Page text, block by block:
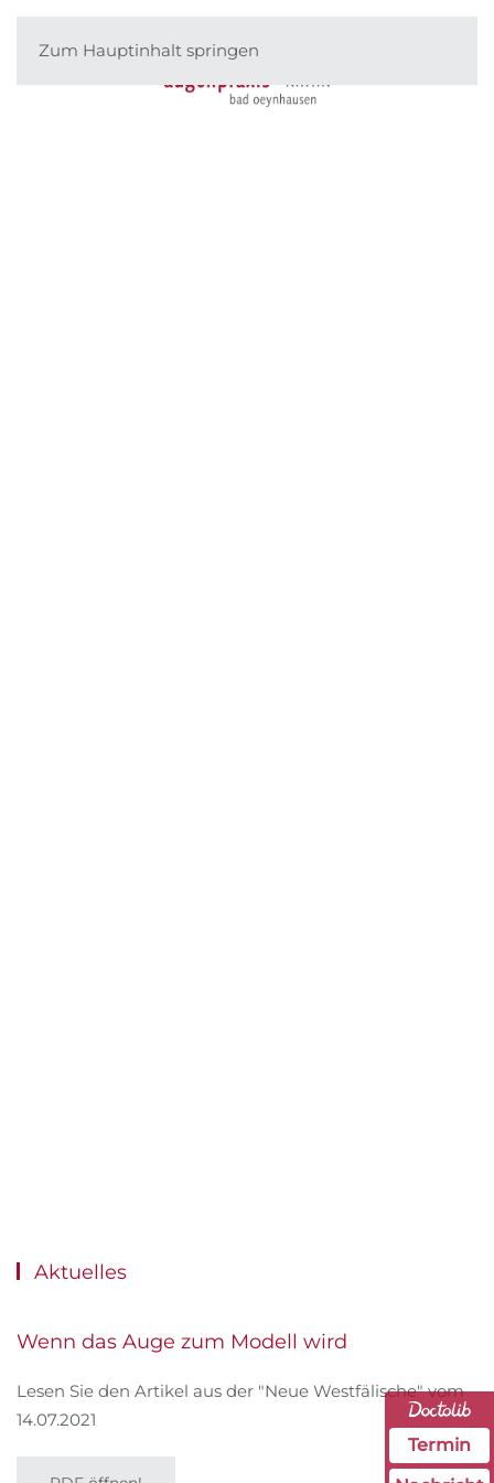
Termin
Zum Hauptinhalt springen
Aktuelles
Wenn das Auge zum Modell wird
Lesen Sie den Artikel aus der "Neue Westfälische" vom
14.07.2021